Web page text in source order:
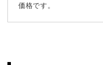
価格です。